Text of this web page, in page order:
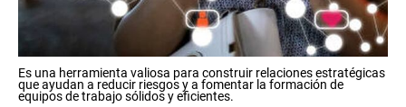
Es una herramienta valiosa para construir relaciones estratégicas
que ayudan a reducir riesgos y a fomentar la formación de
equipos de trabajo sólidos y eficientes.